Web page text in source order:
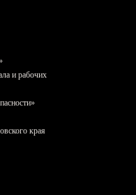
и рабочих
края